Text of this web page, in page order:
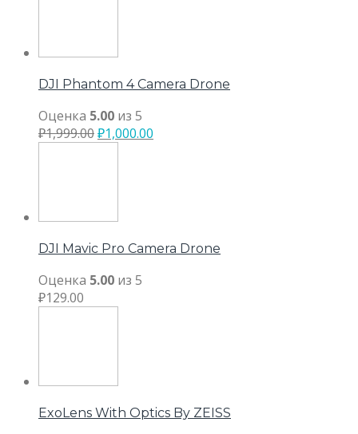
DJI Phantom 4 Camera Drone
Оценка 5.00 из 5
₽1,999.00₽1,000.00
DJI Mavic Pro Camera Drone
Оценка 5.00 из 5
₽129.00
ExoLens With Optics By ZEISS